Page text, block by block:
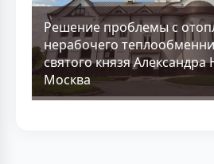
Решение проблемы с
нерабочего
святого князя Александра
Москва